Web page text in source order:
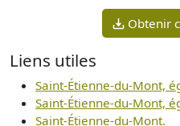
Obtenir
Liens utiles
Saint-Étienne-du-Mont,
Saint-Étienne-du-Mont,
Saint-Étienne-du-Mont.